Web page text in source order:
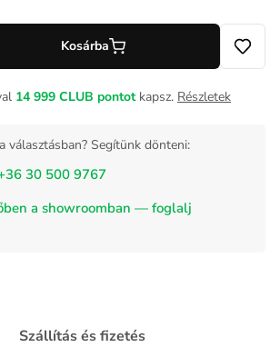
Kosárba
14 999 CLUB pontot kapsz. Részletek
választásban? Segítünk dönteni:
30 500 9767
a showroomban — foglalj
Szállítás és fizetés